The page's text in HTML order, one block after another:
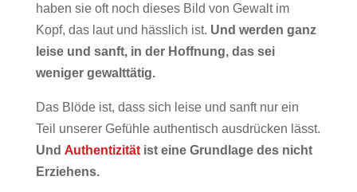
haben sie oft noch dieses Bild von Gewalt im
Kopf, das laut und hässlich ist. Und werden ganz
leise und sanft, in der Hoffnung, das sei
weniger gewalttätig.
Das Blöde ist, dass sich leise und sanft nur ein
Teil unserer Gefühle authentisch ausdrücken lässt.
Und Authentizität ist eine Grundlage des nicht
Erziehens.